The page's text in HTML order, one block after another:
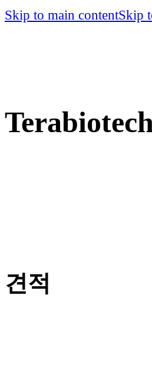
Skip to main contentSkip
견적